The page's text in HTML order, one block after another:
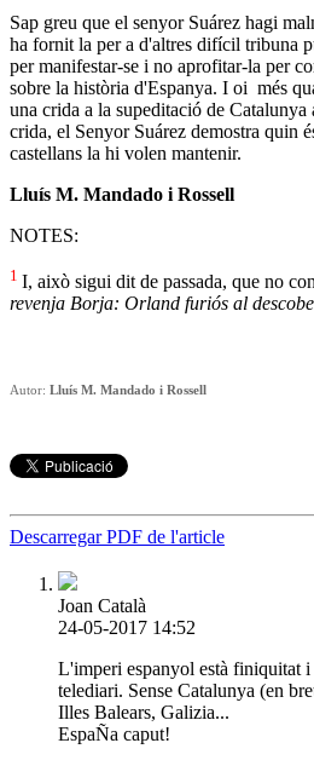
Sap greu que el senyor Suárez hagi
ha fornit la per a d'altres difícil tribuna
per manifestar-se i no aprofitar-la per
sobre la història d'Espanya. I oi més
una crida a la supeditació de Catalunya
crida, el Senyor Suárez demostra quin
castellans la hi volen mantenir.
Lluís M. Mandado i Rossell
NOTES:
1 I, això sigui dit de passada, que no
revenja Borja: Orland furiós al
Autor: Lluís M. Mandado i Rossell
Descarregar PDF de l'article
Joan Català
24-05-2017 14:52
L'imperi espanyol està finiquitat
telediari. Sense Catalunya (en
Illes Balears, Galizia...
EspaÑa caput!